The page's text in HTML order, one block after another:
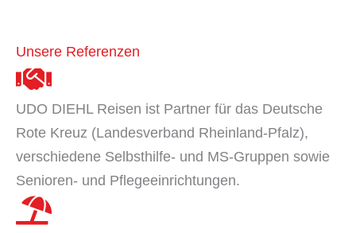
Unsere Referenzen
UDO DIEHL Reisen ist Partner für das Deutsche
Rote Kreuz (Landesverband Rheinland-Pfalz),
verschiedene Selbsthilfe- und MS-Gruppen sowie
Senioren- und Pflegeeinrichtungen.